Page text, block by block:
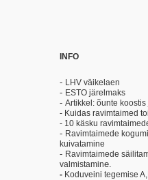
INFO
- LHV väikelaen
- ESTO järelmaks
- Artikkel: õunte
- Kuidas ravimtaimed
- 10 käsku
- Ravimtaimede
kuivatamine
- Ravimtaimede
valmistamine.
- Koduveini tegemise